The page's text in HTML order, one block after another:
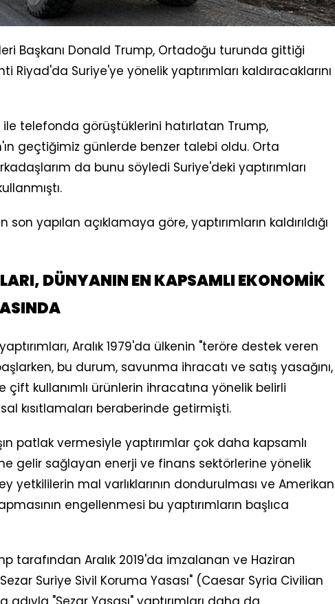
Başkanı Donald Trump, Ortadoğu turunda gittiği
Riyad'da Suriye'ye yönelik yaptırımları kaldıracaklarını
ile telefonda görüştüklerini hatırlatan Trump,
geçtiğimiz günlerde benzer talebi oldu. Orta
da bunu söyledi Suriye'deki yaptırımları
son yapılan açıklamaya göre, yaptırımların kaldırıldığı
DÜNYANIN EN KAPSAMLI EKONOMİK
Aralık 1979'da ülkenin "teröre destek veren
bu durum, savunma ihracatı ve satış yasağını,
çift kullanımlı ürünlerin ihracatına yönelik belirli
kısıtlamaları beraberinde getirmişti.
patlak vermesiyle yaptırımlar çok daha kapsamlı
gelir sağlayan enerji ve finans sektörlerine yönelik
yetkililerin mal varlıklarının dondurulması ve Amerikan
engellenmesi bu yaptırımların başlıca
tarafından Aralık 2019'da imzalanan ve Haziran
Suriye Sivil Koruma Yasası" (Caesar Syria Civilian